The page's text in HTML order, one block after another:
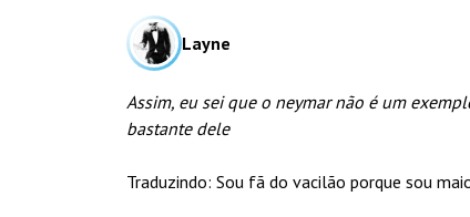
Layne
Assim, eu sei que o neymar não é um
bastante dele
Traduzindo: Sou fã do vacilão porque sou